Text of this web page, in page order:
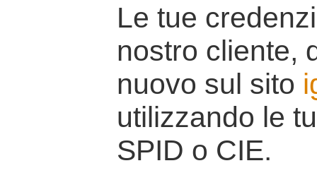
Le tue
nostro cliente,
nuovo sul sito
utilizzando le
SPID o CIE.